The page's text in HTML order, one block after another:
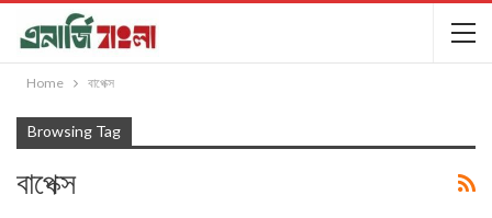
Home বাপেক্স
Browsing Tag
বাপেক্স